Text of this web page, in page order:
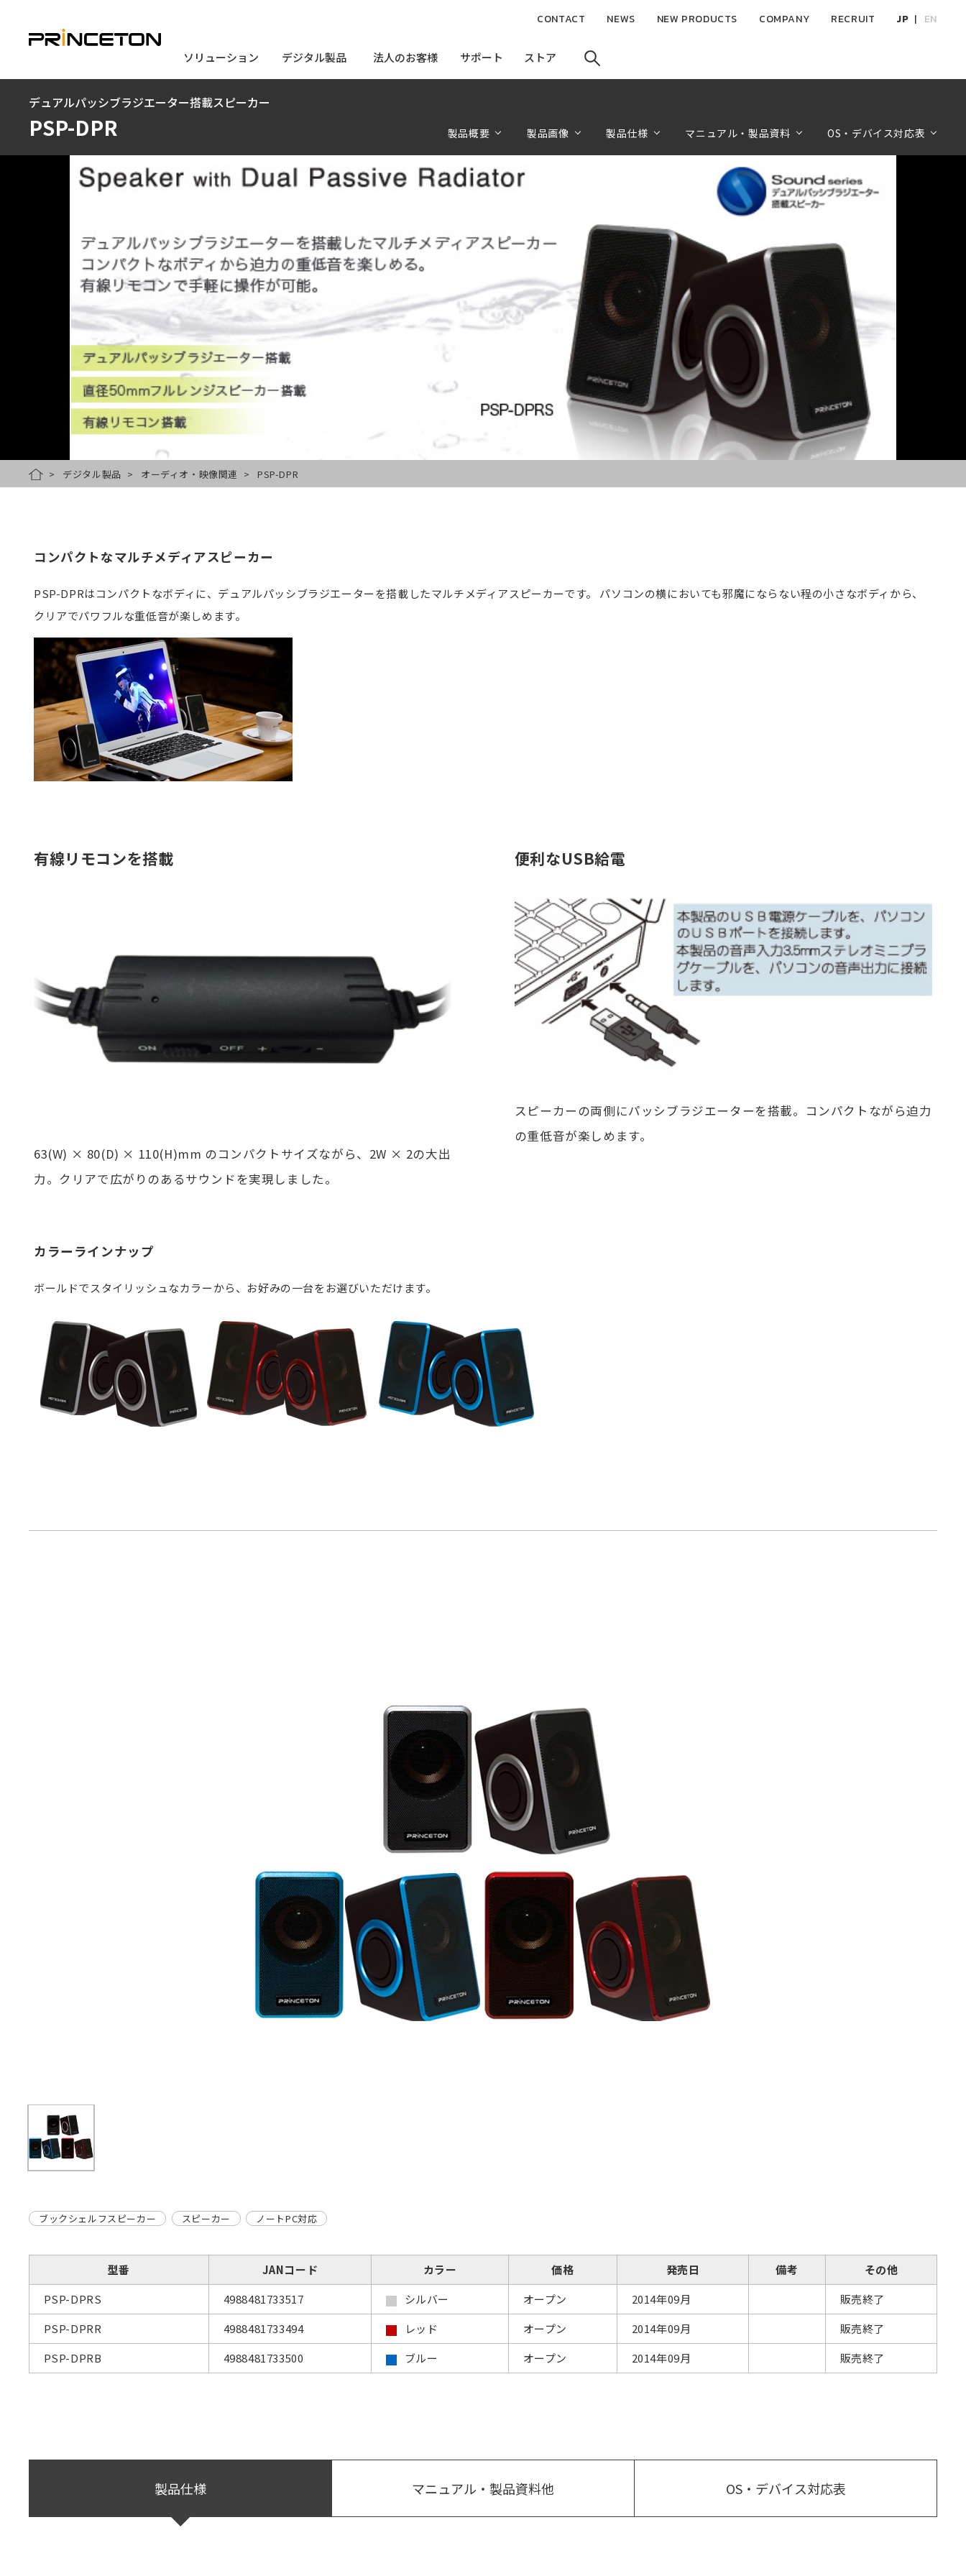
コ
ソリューション
ソリューション デジタル製品
デジタル製品 法人のお客様
法人のお客様 サポート
サポート ストア
ストア
CONTACT NEWS NEW PRODUCTS COMPANY RECRUIT JP EN
デュアルパッシブラジエーター搭載スピーカー
PSP-DPR 製品概要 製品画像 製品仕様 マニュアル・製品資料 OS・デバイス対応表
HOMEデジタル製品 オーディオ・映像関連 PSP-DPR
コンパクトなマルチメディアスピーカー
PSP-DPRはコンパクトなボディに、デュアルパッシブラジエーターを搭載したマルチメディアスピーカーです。 パソコンの横においても邪魔にならない程の小さなボディから、
クリアでパワフルな重低音が楽しめます。
有線リモコンを搭載
63(W) × 80(D) × 110(H)mm のコンパクトサイズながら、2W × 2の大出
力。クリアで広がりのあるサウンドを実現しました。
便利なUSB給電
スピーカーの両側にパッシブラジエーターを搭載。コンパクトながら迫力
の重低音が楽しめます。
カラーラインナップ
ボールドでスタイリッシュなカラーから、お好みの一台をお選びいただけます。
ブックシェルフスピーカー スピーカー ノートPC対応
型番 JANコード カラー 価格 発売日 備考
その他
PSP-DPRS
4988481733517 シルバー オープン 2014年09月
販売終了
PSP-DPRR
4988481733494 レッド オープン 2014年09月
販売終了
PSP-DPRB
4988481733500 ブルー オープン 2014年09月 販売終了
製品仕様 マニュアル・製品資料他 OS・デバイス対応表